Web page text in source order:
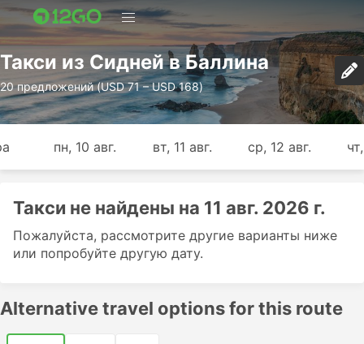
Такси из Сидней в Баллина
20 предложений (USD 71 – USD 168)
пн, 10 авг. вт, 11 авг. ср, 12 авг.
Такси не найдены на 11 авг. 2026 г.
Пожалуйста, рассмотрите другие варианты ниже
или попробуйте другую дату.
Alternative travel options for this route